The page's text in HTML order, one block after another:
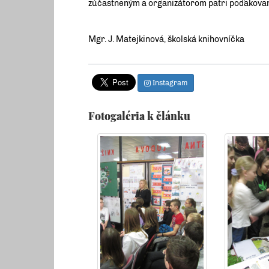
zúčastneným a organizátorom patri
Mgr. J. Matejkinová, školská knihovníčka
Instagram
Fotogaléria k článku